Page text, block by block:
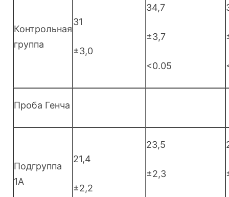
Контрольная
группа
31
±3,0
34,7
±3,7
<0.05
Проба Генча
Подгруппа
1А
21,4
±2,2
23,5
±2,3